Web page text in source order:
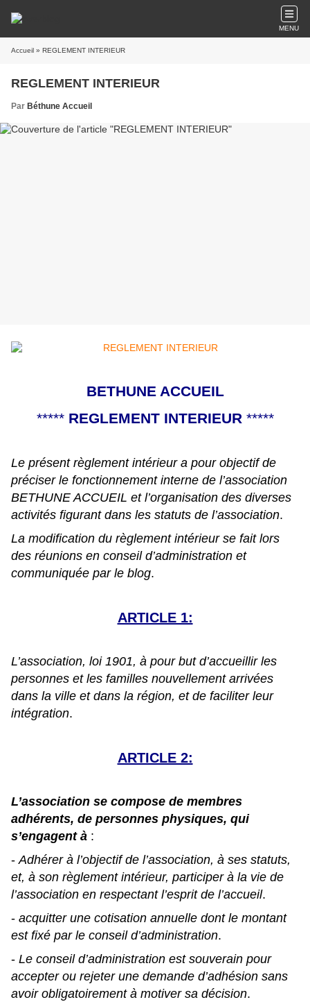
MENU
Accueil » REGLEMENT INTERIEUR
REGLEMENT INTERIEUR
Par Béthune Accueil
BETHUNE ACCUEIL
***** REGLEMENT INTERIEUR *****
Le présent règlement intérieur a pour objectif de
préciser le fonctionnement interne de l’association
BETHUNE ACCUEIL et l’organisation des diverses
activités figurant dans les statuts de l’association.
La modification du règlement intérieur se fait lors
des réunions en conseil d’administration et
communiquée par le blog.
ARTICLE 1:
L’association, loi 1901, à pour but d’accueillir les
personnes et les familles nouvellement arrivées
dans la ville et dans la région, et de faciliter leur
intégration.
ARTICLE 2:
L’association se compose de membres
adhérents, de personnes physiques, qui
s’engagent à :
-Adhérer à l’objectif de l’association, à ses statuts,
et, à son règlement intérieur, participer à la vie de
l’association en respectant l’esprit de l’accueil.
- acquitter une cotisation annuelle dont le montant
est fixé par le conseil d’administration.
- Le conseil d’administration est souverain pour
accepter ou rejeter une demande d’adhésion sans
avoir obligatoirement à motiver sa décision.